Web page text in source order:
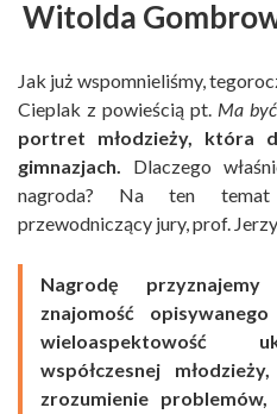
Witolda
Jak już wspomnieliśmy,
Cieplak z powieścią pt. Ma
portret młodzieży, która
gimnazjach. Dlaczego
nagroda? Na ten temat
przewodniczący jury, prof.
Nagrodę
znajomość
wieloaspektowość
współczesnej
zrozumienie